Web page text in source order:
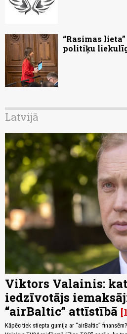
“Rasimas
politiķu
Latvijā
Viktors Valainis:
iedzīvotājs
“airBaltic” attīstībā 1
Kāpēc tiek stiepta gumija ar “airBaltic”